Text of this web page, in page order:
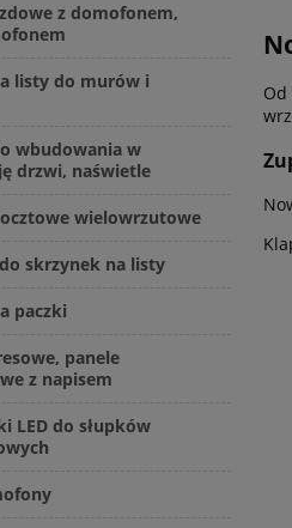
z domofonem,
listy do murów i
wbudowania w
drzwi, naświetle
wielowrzutowe
skrzynek na listy
paczki
panele
z napisem
LED do słupków